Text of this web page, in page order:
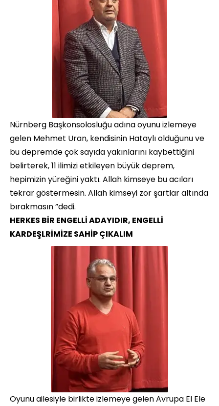
Nürnberg Başkonsolosluğu adına oyunu izlemeye
gelen Mehmet Uran, kendisinin Hataylı olduğunu ve
bu depremde çok sayıda yakınlarını kaybettiğini
belirterek, 11 ilimizi etkileyen büyük deprem,
hepimizin yüreğini yaktı. Allah kimseye bu acıları
tekrar göstermesin. Allah kimseyi zor şartlar altında
bırakmasın ”dedi.
HERKES BİR ENGELLİ ADAYIDIR, ENGELLİ
KARDEŞLRİMİZE SAHİP ÇIKALIM
Oyunu ailesiyle birlikte izlemeye gelen Avrupa El Ele